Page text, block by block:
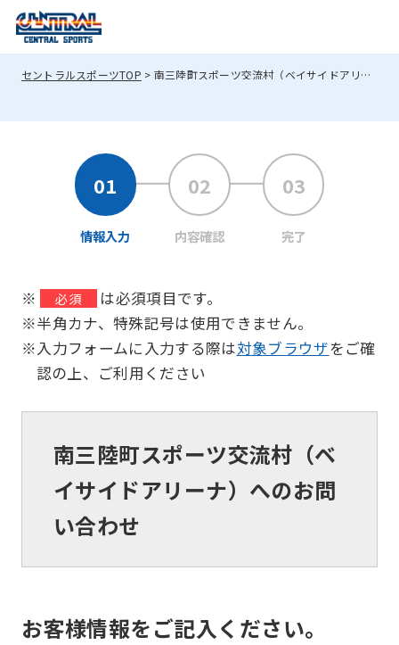
セントラルスポーツTOP 南三陸町スポーツ交流村（ベイサイドアリーナ）へのお問い合わせ
情報入力 内容確認 完了
※ 必須
は必須項目です。
※半角カナ、特殊記号は使用できません。
※入力フォームに入力する際は対象ブラウザをご確
認の上、ご利用ください
南三陸町スポーツ交流村（ベ
イサイドアリーナ）へのお問
い合わせ
お客様情報をご記入ください。